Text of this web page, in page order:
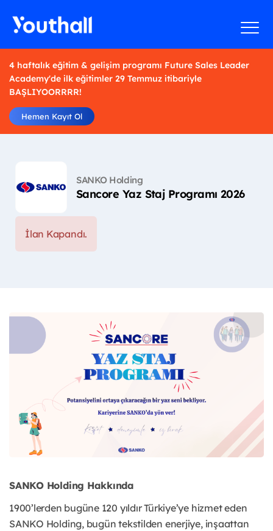
4 haftalık eğitim & gelişim programı Future Sales Leader
Academy'de ilk eğitimler 29 Temmuz itibariyle
BAŞLIYOORRRR!
Hemen Kayıt Ol
SANKO Holding
Sancore Yaz Staj Programı 2026
İlan Kapandı.
SANKO Holding Hakkında
1900’lerden bugüne 120 yıldır Türkiye’ye hizmet eden
SANKO Holding, bugün tekstilden enerjiye, inşaattan